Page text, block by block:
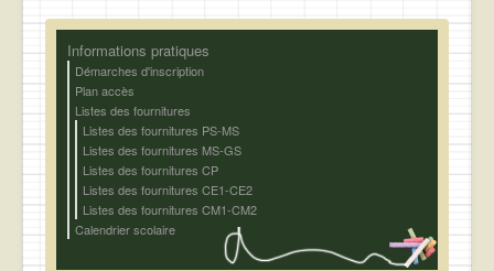
Informations pratiques
Démarches d'inscription
Plan accès
Listes des fournitures
Listes des fournitures PS-MS
Listes des fournitures MS-GS
Listes des fournitures CP
Listes des fournitures CE1-CE2
Listes des fournitures CM1-CM2
Calendrier scolaire